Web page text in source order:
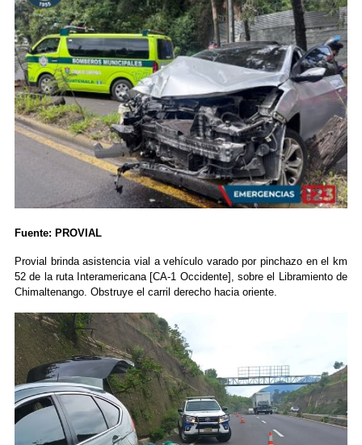
Fuente: PROVIAL
Provial brinda asistencia vial a vehículo varado por pinchazo en el km
52 de la ruta Interamericana [CA-1 Occidente], sobre el Libramiento de
Chimaltenango. Obstruye el carril derecho hacia oriente.